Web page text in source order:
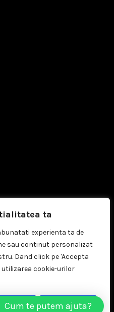
ta
experienta ta de
sau continut personalizat
Dand click pe 'Accepta
cookie-urilor
Tot Accepta Tot
Cosmetice Profesionale
Cum te putem ajuta?